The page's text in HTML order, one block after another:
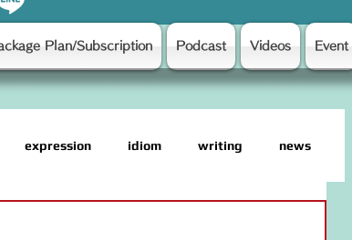
Plan/Subscription Podcast Videos Event
expression idiom writing news